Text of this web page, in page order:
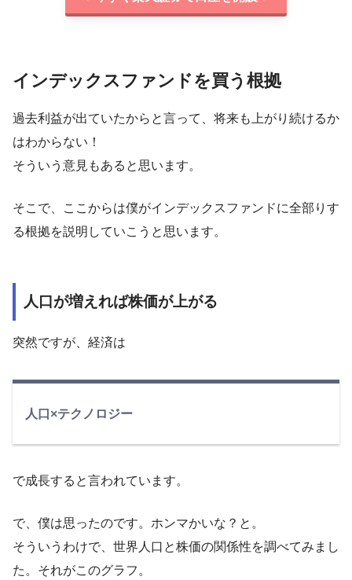
インデックスファンドを買う根拠
過去利益が出ていたからと言って、将来も上がり続けるか
はわからない！
そういう意見もあると思います。
そこで、ここからは僕がインデックスファンドに全部りす
る根拠を説明していこうと思います。
人口が増えれば株価が上がる
突然ですが、経済は
人口×テクノロジー
で成長すると言われています。
で、僕は思ったのです。ホンマかいな？と。
そういうわけで、世界人口と株価の関係性を調べてみまし
た。それがこのグラフ。